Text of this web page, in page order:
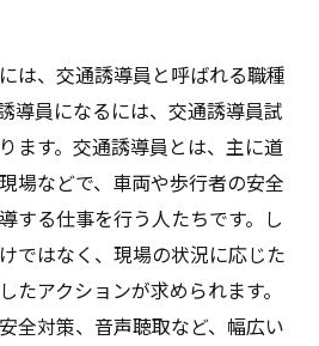
は、交通誘導員と呼ばれる職種
導員になるには、交通誘導員試
ます。交通誘導員とは、主に道
場などで、車両や歩行者の安全
する仕事を行う人たちです。し
ではなく、現場の状況に応じた
たアクションが求められます。
全対策、音声聴取など、幅広い